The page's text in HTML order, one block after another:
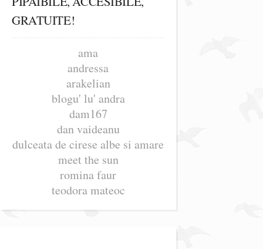
GRATUITE!
ama
andressa
arakelian
blogu' lu' andra
dam167
dan vaideanu
dulceata de cirese albe si amare
meet the sun
romina faur
teodora mateoc